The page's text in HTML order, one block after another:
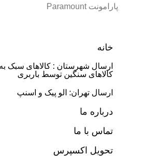
پارامونت Paramount
خانه
ارسال شهرستان : کالاهای سبک
کالاهای سنگین توسط باربری
ارسال تهران: الو پیک و اسنپ
درباره ما
تماس با ما
تحویل اکسپرس